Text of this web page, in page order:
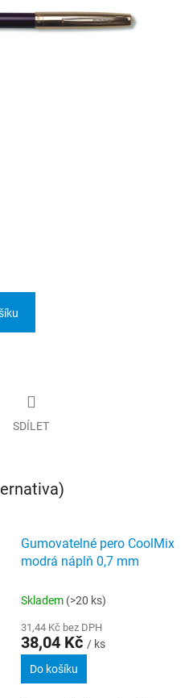
SDÍLET
Gumovatelné pero CoolMix
modrá náplň 0,7 mm
Skladem (>20 ks)
31,44 Kč bez DPH
38,04 Kč / ks
Do košíku